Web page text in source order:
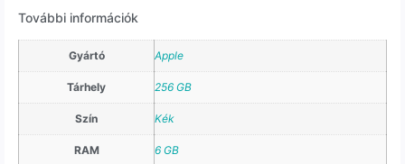
További információk
Gyártó Apple
Tárhely 256 GB
Szín Kék
RAM 6 GB